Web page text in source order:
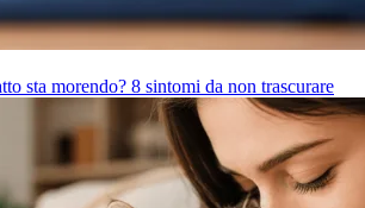
sta morendo? 8 sintomi da non trascurare